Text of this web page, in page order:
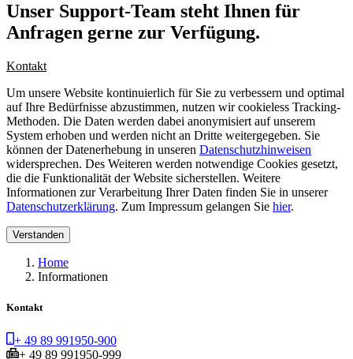
Unser Support-Team steht Ihnen für
Anfragen gerne zur Verfügung.
Kontakt
Um unsere Website kontinuierlich für Sie zu verbessern und optimal
auf Ihre Bedürfnisse abzustimmen, nutzen wir cookieless Tracking-
Methoden. Die Daten werden dabei anonymisiert auf unserem
System erhoben und werden nicht an Dritte weitergegeben. Sie
können der Datenerhebung in unseren Datenschutzhinweisen
widersprechen. Des Weiteren werden notwendige Cookies gesetzt,
die die Funktionalität der Website sicherstellen. Weitere
Informationen zur Verarbeitung Ihrer Daten finden Sie in unserer
Datenschutzerklärung. Zum Impressum gelangen Sie hier.
Verstanden
Home
Informationen
Kontakt
+ 49 89 991950-900
+ 49 89 991950-999